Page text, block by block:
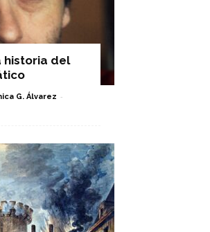
historia del
G. Álvarez -